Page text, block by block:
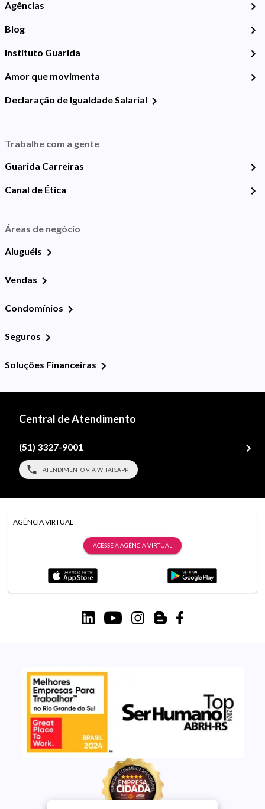
Agências
Blog
Instituto Guarida
Amor que movimenta
Declaração de Igualdade Salarial
Trabalhe com a gente
Guarida Carreiras
Canal de Ética
Áreas de negócio
Aluguéis
Vendas
Condomínios
Seguros
Soluções Financeiras
Central de Atendimento
(51) 3327-9001
ATENDIMENTO VIA WHATSAPP
AGÊNCIA VIRTUAL
ACESSE A AGÊNCIA VIRTUAL